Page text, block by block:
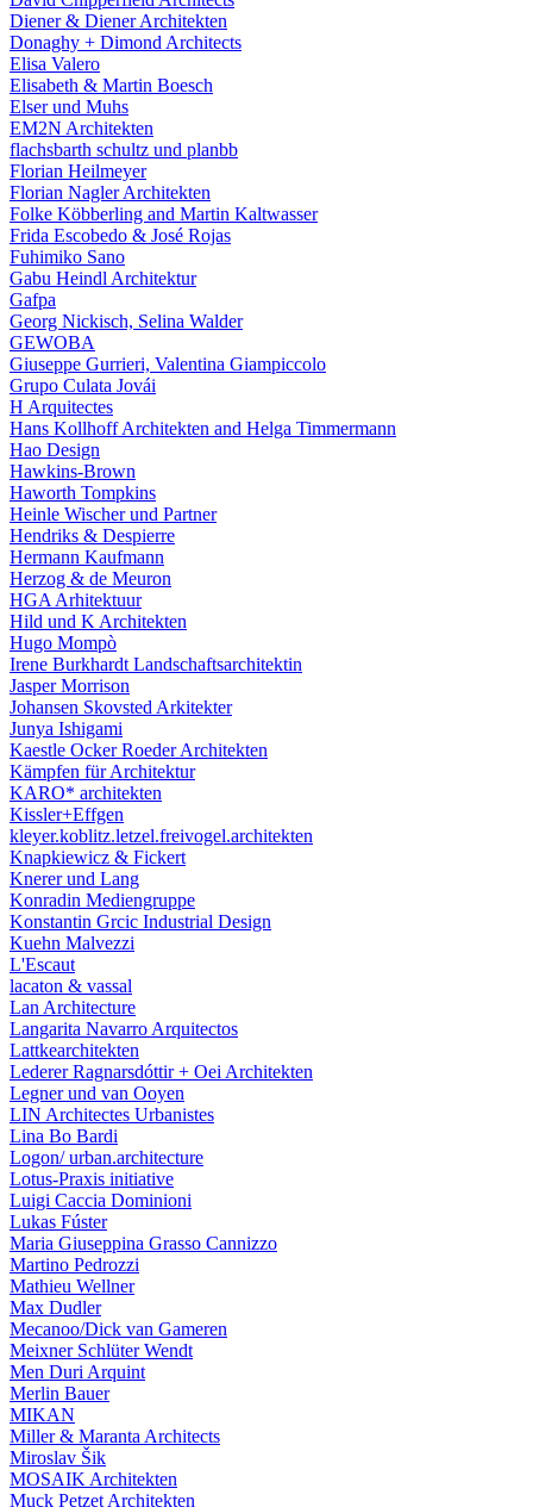
Diener & Diener Architekten
Donaghy + Dimond Architects
Elisa Valero
Elisabeth & Martin Boesch
Elser und Muhs
EM2N Architekten
flachsbarth schultz und planbb
Florian Heilmeyer
Florian Nagler Architekten
Folke Köbberling and Martin Kaltwasser
Frida Escobedo & José Rojas
Fuhimiko Sano
Gabu Heindl Architektur
Gafpa
Georg Nickisch, Selina Walder
GEWOBA
Giuseppe Gurrieri, Valentina Giampiccolo
Grupo Culata Jovái
H Arquitectes
Hans Kollhoff Architekten and Helga Timmermann
Hao Design
Hawkins-Brown
Haworth Tompkins
Heinle Wischer und Partner
Hendriks & Despierre
Hermann Kaufmann
Herzog & de Meuron
HGA Arhitektuur
Hild und K Architekten
Hugo Mompò
Irene Burkhardt Landschaftsarchitektin
Jasper Morrison
Johansen Skovsted Arkitekter
Junya Ishigami
Kaestle Ocker Roeder Architekten
Kämpfen für Architektur
KARO* architekten
Kissler+Effgen
kleyer.koblitz.letzel.freivogel.architekten
Knapkiewicz & Fickert
Knerer und Lang
Konradin Mediengruppe
Konstantin Grcic Industrial Design
Kuehn Malvezzi
L'Escaut
lacaton & vassal
Lan Architecture
Langarita Navarro Arquitectos
Lattkearchitekten
Lederer Ragnarsdóttir + Oei Architekten
Legner und van Ooyen
LIN Architectes Urbanistes
Lina Bo Bardi
Logon/ urban.architecture
Lotus-Praxis initiative
Luigi Caccia Dominioni
Lukas Fúster
Maria Giuseppina Grasso Cannizzo
Martino Pedrozzi
Mathieu Wellner
Max Dudler
Mecanoo/Dick van Gameren
Meixner Schlüter Wendt
Men Duri Arquint
Merlin Bauer
MIKAN
Miller & Maranta Architects
Miroslav Šik
MOSAIK Architekten
Muck Petzet Architekten